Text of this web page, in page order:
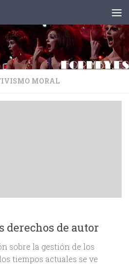
MORAL
derechos de autor
sobre la gestión de los
tiempos actuales se ve